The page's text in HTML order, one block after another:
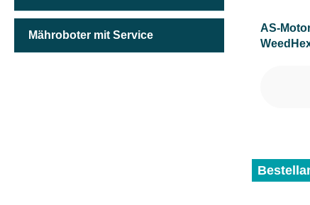
NENNSPANNUNG (IN V)
Mähroboter mit Service
AS-